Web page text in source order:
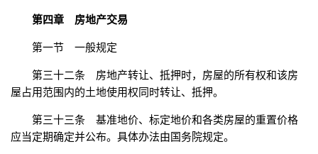
第四章 房地产交易
第一节 一般规定
第三十二条 房地产转让、抵押时，房屋的所有权和该房
屋占用范围内的土地使用权同时转让、抵押。
第三十三条 基准地价、标定地价和各类房屋的重置价格
应当定期确定并公布。具体办法由国务院规定。